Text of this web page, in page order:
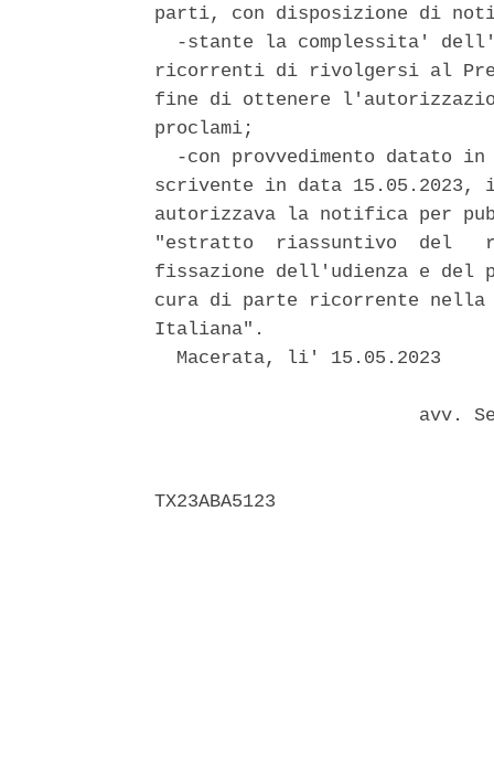
parti, con disposizione di
-stante la complessita'
ricorrenti di rivolgersi al
fine di ottenere
proclami;
-con provvedimento datato
scrivente in data 15.05.2023,
autorizzava la notifica per
"estratto  riassuntivo  del
fissazione dell'udienza e del
cura di parte ricorrente
Italiana".
  Macerata, li' 15.05.2023
avv.